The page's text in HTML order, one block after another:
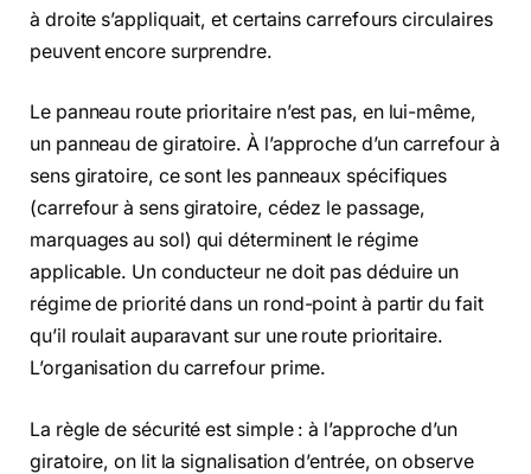
à droite s’appliquait, et certains carrefours circulaires
peuvent encore surprendre.
Le panneau route prioritaire n’est pas, en lui-même,
un panneau de giratoire. À l’approche d’un carrefour à
sens giratoire, ce sont les panneaux spécifiques
(carrefour à sens giratoire, cédez le passage,
marquages au sol) qui déterminent le régime
applicable. Un conducteur ne doit pas déduire un
régime de priorité dans un rond-point à partir du fait
qu’il roulait auparavant sur une route prioritaire.
L’organisation du carrefour prime.
La règle de sécurité est simple : à l’approche d’un
giratoire, on lit la signalisation d’entrée, on observe